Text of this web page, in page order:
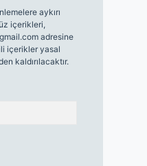
aykırı
içerikleri,
adresine
içerikler yasal
kaldırılacaktır.